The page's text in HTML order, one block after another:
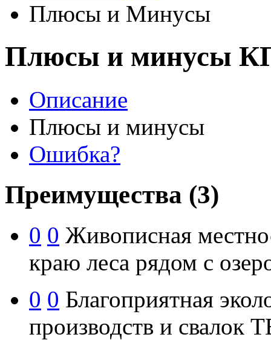
Плюсы и Минусы
Плюсы и минусы
Описание
Плюсы и минусы
Ошибка?
Преимущества (3)
0 0 Живописная
краю леса рядом с
0 0 Благоприятная
производств и свалок